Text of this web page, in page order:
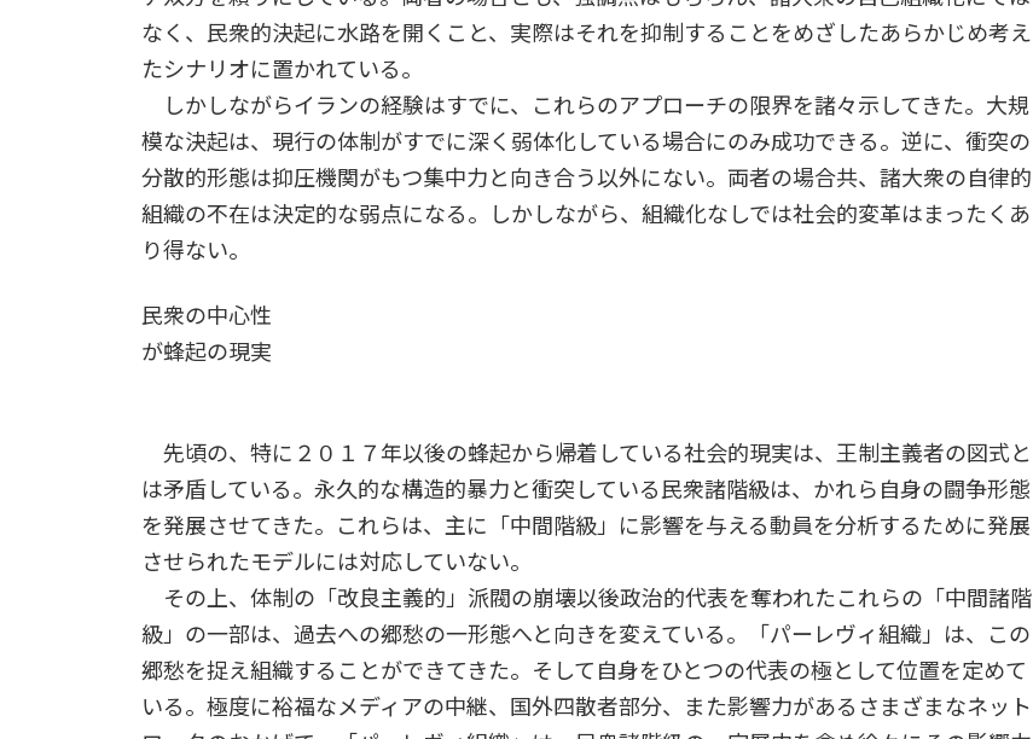
なく、民衆的決起に水路を開くこと、実際はそれを抑制することをめざしたあらかじめ考え
たシナリオに置かれている。
しかしながらイランの経験はすでに、これらのアプローチの限界を諸々示してきた。大規
模な決起は、現行の体制がすでに深く弱体化している場合にのみ成功できる。逆に、衝突の
分散的形態は抑圧機関がもつ集中力と向き合う以外にない。両者の場合共、諸大衆の自律的
組織の不在は決定的な弱点になる。しかしながら、組織化なしでは社会的変革はまったくあ
り得ない。
民衆の中心性
が蜂起の現実
先頃の、特に２０１７年以後の蜂起から帰着している社会的現実は、王制主義者の図式と
は矛盾している。永久的な構造的暴力と衝突している民衆諸階級は、かれら自身の闘争形態
を発展させてきた。これらは、主に「中間階級」に影響を与える動員を分析するために発展
させられたモデルには対応していない。
その上、体制の「改良主義的」派閥の崩壊以後政治的代表を奪われたこれらの「中間諸階
級」の一部は、過去への郷愁の一形態へと向きを変えている。「パーレヴィ組織」は、この
郷愁を捉え組織することができてきた。そして自身をひとつの代表の極として位置を定めて
いる。極度に裕福なメディアの中継、国外四散者部分、また影響力があるさまざまなネット